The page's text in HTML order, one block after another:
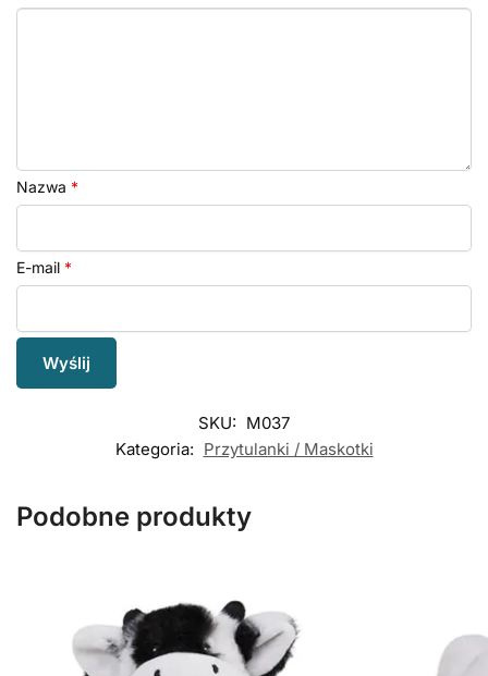
Nazwa *
E-mail *
SKU: M037
Kategoria: Przytulanki / Maskotki
Podobne produkty